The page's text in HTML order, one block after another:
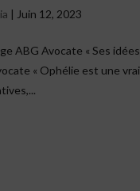
| Juin 12, 2023
ABG Avocate « Ses
« Ophélie est une